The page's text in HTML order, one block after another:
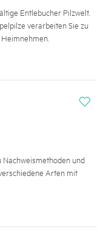
Entlebucher Pilzwelt.
verarbeiten Sie zu
i
und
Arten mit